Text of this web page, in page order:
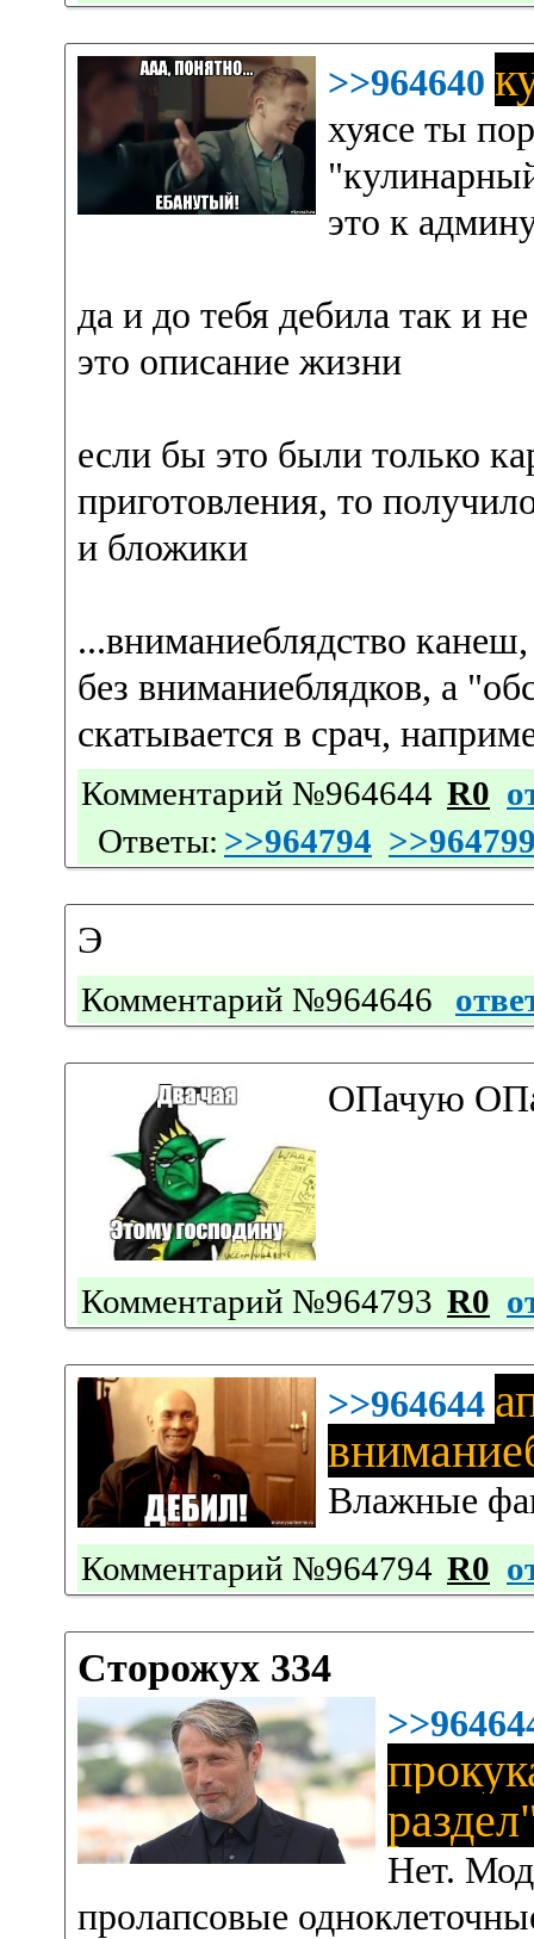
>>964640
хуясе ты
это к
да и до тебя дебила так и
это описание жизни
если бы это были только
приготовления, то
и бложики
...вниманиеблядство
без вниманиеблядков, а
скатывается в срач,
Комментарий №964644 R0
Ответы: >>964794
Э
Комментарий №964646
ОПачую
Комментарий №964793 R0
>>964644
Влажные
Комментарий №964794 R0
Сторожух 334
Нет.
пролапсовые